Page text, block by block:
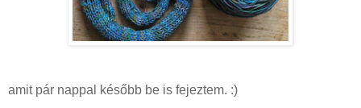
amit pár nappal később be is fejeztem. :)